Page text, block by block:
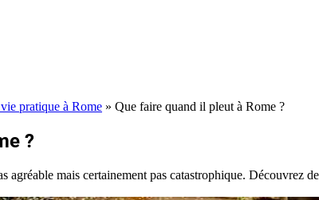
pratique à Rome » Que faire quand il pleut à Rome ?
?
agréable mais certainement pas catastrophique. Découvrez